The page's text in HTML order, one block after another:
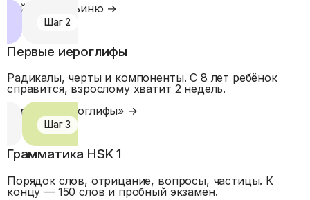
Гайд по пиньиню →
Шаг 2
Первые иероглифы
Радикалы, черты и компоненты. С 8 лет ребёнок
справится, взрослому хватит 2 недель.
Термин «иероглифы» →
Шаг3
Грамматика HSK 1
Порядок слов, отрицание, вопросы, частицы. К
концу — 150 слов и пробный экзамен.